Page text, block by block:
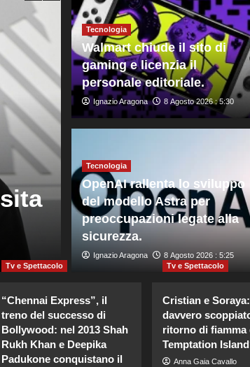
Madrid
frontiere per i
provenienti
Giuseppe Recca 8 Agosto 2026 : 1:50
Tecnologia
Walmart chiude il sito di
gaming e licenzia il
personale editoriale.
Ignazio Aragona 8 Agosto 2026 : 5:30
Tecnologia
OpenAI rallenta lo sviluppo
del modello Astra per
preoccupazioni legate alla
sicurezza.
Ignazio Aragona 8 Agosto 2026 : 5:25
Tv e Spettacolo
“Chennai Express”, il
treno del successo di
Bollywood: nel 2013 Shah
Rukh Khan e Deepika
Padukone conquistano il
Tv e Spettacolo
Cristian e
davvero
ritorno di fiamma
Temptation
Anna Gaia Cavallo